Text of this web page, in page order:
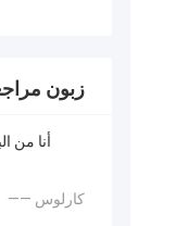
زبون
أنا من
—— كارلوس